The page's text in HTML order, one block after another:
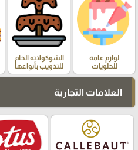
لوازم عامة
للحلويات
الشوكولاته الخام
للتذويب بأنواعها
العلامات التجارية